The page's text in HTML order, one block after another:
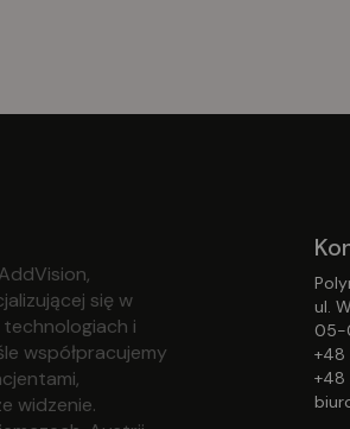
się w
i
współpracujemy
widzenie.
ul.
05-
+48
+48